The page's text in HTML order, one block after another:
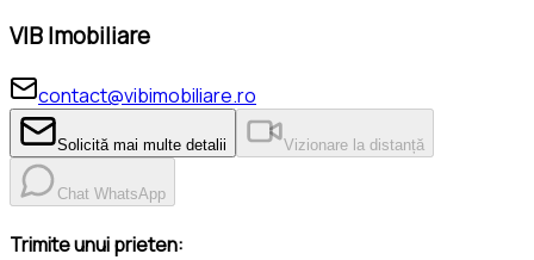
VIB Imobiliare
contact@vibimobiliare.ro
Solicită mai multe detalii Vizionare la distanță
Chat WhatsApp
Trimite unui prieten: